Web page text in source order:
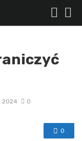
2024 0
0